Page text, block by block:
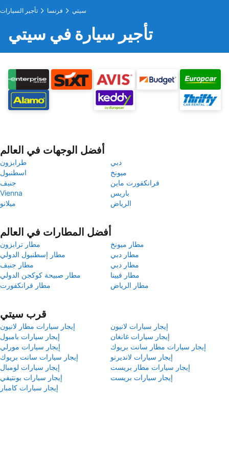
تأجير السيارات فرنسا سيتي
تأجير سيارة في سيتي
أفضل الوجهات في العالم
طرابزون
دبي
اسطنبول
ميونخ
جنيف
فرانكفورت ماين
Vienna
باريس
ميلانو
الرياض
أفضل المطارات في العالم
مطار ترابزون
مطار ميونخ
مطار إسطنبول الدولي
مطار دبي
مطار جنيف
مطار دبي
مطار صبيحة كوكجن الدولي
مطار فيينا
مطار فرانكفورت
مطار الرياض
قرب سيتي
إيجار سيارات مطار لانيون
إيجار سيارات لانيون
إيجار سيارات بامبول
إيجار سيارات غانغان
إيجار سيارات مورلي
إيجار سيارات مطار سانت بريوك
إيجار سيارات سانت بريوك
إيجار سيارات لانديرنو
إيجار سيارات لومبال
إيجار سيارات مطار بريست
إيجار سيارات بونتيفي
إيجار سيارات بريست
إيجار سيارات كامبار